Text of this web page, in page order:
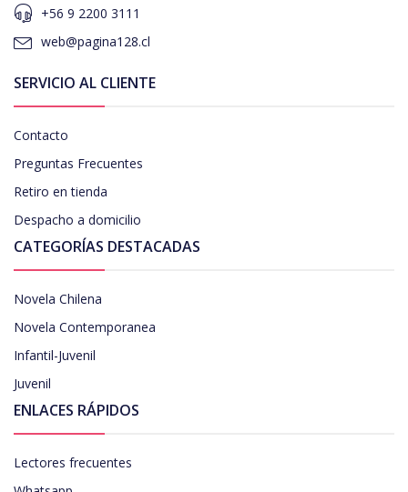
+56 9 2200 3111
web@pagina128.cl
SERVICIO AL CLIENTE
Contacto
Preguntas Frecuentes
Retiro en tienda
Despacho a domicilio
CATEGORÍAS DESTACADAS
Novela Chilena
Novela Contemporanea
Infantil-Juvenil
Juvenil
ENLACES RÁPIDOS
Lectores frecuentes